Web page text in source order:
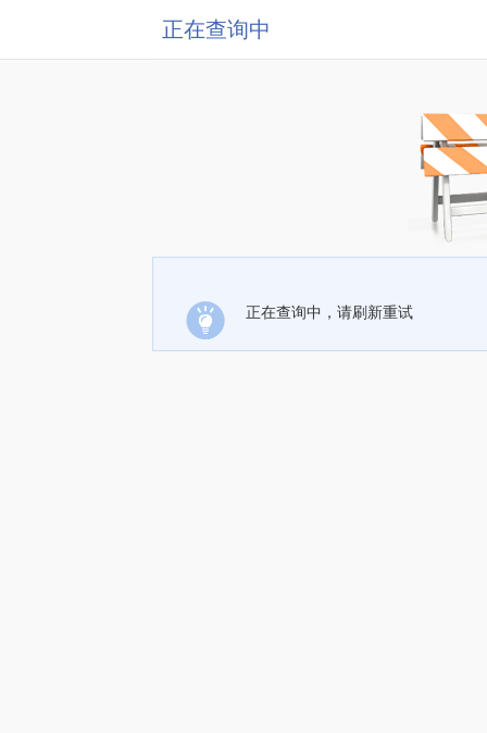
正在查询中
正在查询中，请刷新重试